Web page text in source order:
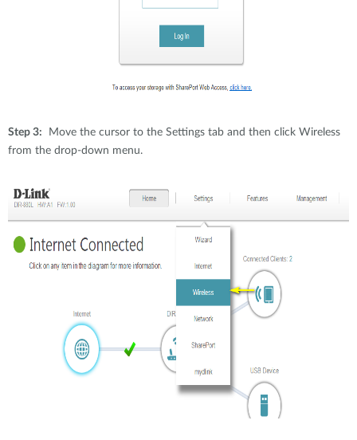
Step 3: Move the cursor to the Settings tab and then click Wireless
from the drop-down menu.